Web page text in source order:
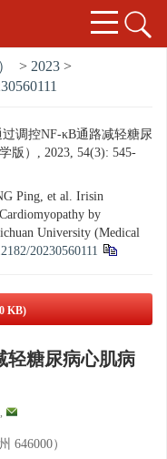
> 2023 >
调控NF-κB通路减轻糖尿
版）, 2023, 54(3): 545-
Ping, et al. Irisin
by
University (Medical
20230560111
KB)
轻糖尿病心肌病
,
646000）